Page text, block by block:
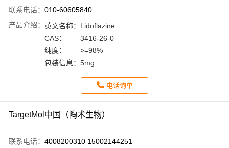
联系电话： 010-60605840
产品介绍： 英文名称： Lidoflazine
CAS：
3416-26-0
纯度：
>=98%
包装信息： 5mg
电话询单
TargetMol中国（陶术生物）
联系电话： 4008200310 15002144251